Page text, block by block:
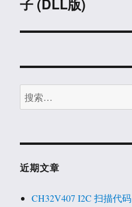
章：
搜
索：
近期文章
CH32V407 I2C 扫描代码